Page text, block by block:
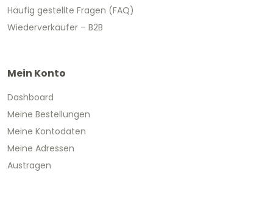
Häufig gestellte Fragen (FAQ)
Wiederverkäufer – B2B
Mein Konto
Dashboard
Meine Bestellungen
Meine Kontodaten
Meine Adressen
Austragen